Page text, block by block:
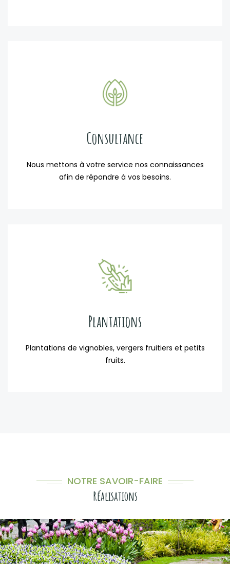
Consultance
Nous mettons à votre service nos connaissances
afin de répondre à vos besoins.
Plantations
Plantations de vignobles, vergers fruitiers et petits
fruits.
NOTRE SAVOIR-FAIRE
Réalisations